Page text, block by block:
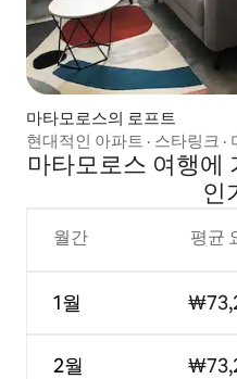
마타모로스의 로프트
현대적인 아파트 · 스타링크
마타모로스 여행에
인
월간
1월
2월
평균